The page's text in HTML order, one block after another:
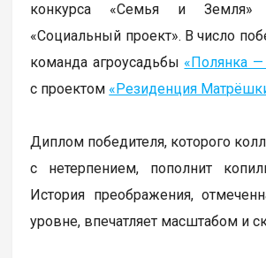
конкурса «Семья и Земля»
«Социальный проект». В число
команда агроусадьбы «Полянка —
с проектом «Резиденция
Диплом победителя, которого
с нетерпением, пополнит
История преображения,
уровне, впечатляет масштабом и